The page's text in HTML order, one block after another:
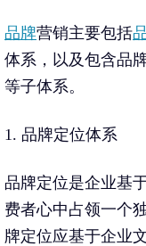
品牌营销主要包括
体系，以及包含品
等子体系。
1. 品牌定位体系
品牌定位是企业基
费者心中占领一个
牌定位应基于企业